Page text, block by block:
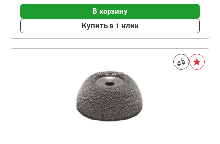
В корзину
Купить в 1 клик